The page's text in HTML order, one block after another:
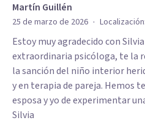
Martín Guillén
25 de marzo de 2026 · Localización:
Estoy muy agradecido con
extraordinaria psicóloga, te la
la sanción del niño interior
y en terapia de pareja. Hemos
esposa y yo de experimentar
Silvia